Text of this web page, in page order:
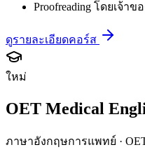
Proofreading โดยเจ้าข
ดูรายละเอียดคอร์ส
ใหม่
OET Medical
ภาษาอังกฤษการแพทย์ ·